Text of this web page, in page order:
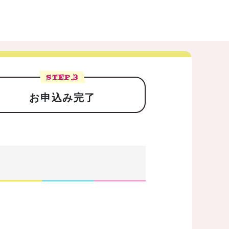
STEP.3
お申込み完了